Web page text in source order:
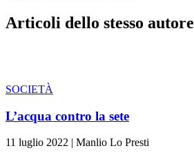
Articoli dello stesso autore
SOCIETÀ
L’acqua contro la sete
11 luglio 2022 | Manlio Lo Presti